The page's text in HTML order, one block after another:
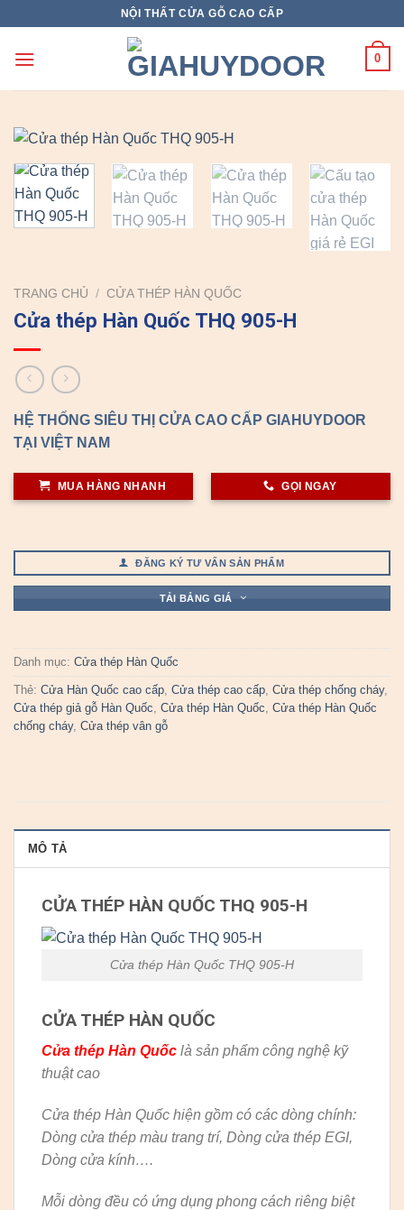
content
NỘI THẤT CỬA GỖ CAO CẤP
0
TRANG CHỦ / CỬA THÉP HÀN QUỐC
Cửa thép Hàn Quốc THQ 905-H
HỆ THỐNG SIÊU THỊ CỬA CAO CẤP GIAHUYDOOR
TẠI VIỆT NAM
MUA HÀNG NHANH GỌI NGAY
ĐĂNG KÝ TƯ VẤN SẢN PHẨM
TẢI BẢNG GIÁ
Danh mục: Cửa thép Hàn Quốc
Thẻ: Cửa Hàn Quốc cao cấp, Cửa thép cao cấp, Cửa thép chống cháy,
Cửa thép giả gỗ Hàn Quốc, Cửa thép Hàn Quốc, Cửa thép Hàn Quốc
chống cháy, Cửa thép vân gỗ
MÔ TẢ
CỬA THÉP HÀN QUỐC THQ 905-H
Cửa thép Hàn Quốc THQ 905-H
CỬA THÉP HÀN QUỐC
Cửa thép Hàn Quốc là sản phẩm công nghệ kỹ
thuật cao
Cửa thép Hàn Quốc hiện gồm có các dòng chính:
Dòng cửa thép màu trang trí, Dòng cửa thép EGI,
Dòng cửa kính….
Mỗi dòng đều có ứng dụng phong cách riêng biệt